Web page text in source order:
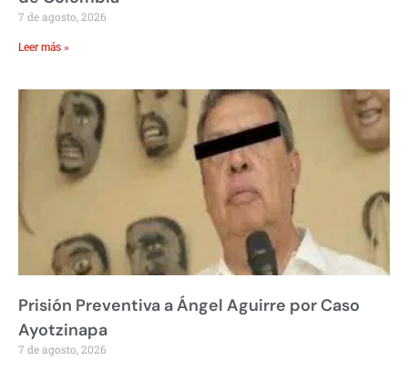
7 de agosto, 2026
Leer más »
Prisión Preventiva a Ángel Aguirre por Caso
Ayotzinapa
7 de agosto, 2026